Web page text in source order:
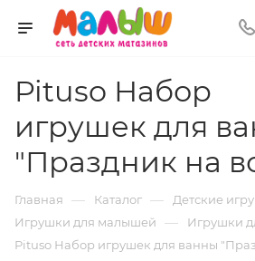
Pituso Набор
игрушек для
"Праздник на
Главная — Каталог — Детские
Игрушки для малышей — Игрушки
Pituso Набор игрушек для ванны